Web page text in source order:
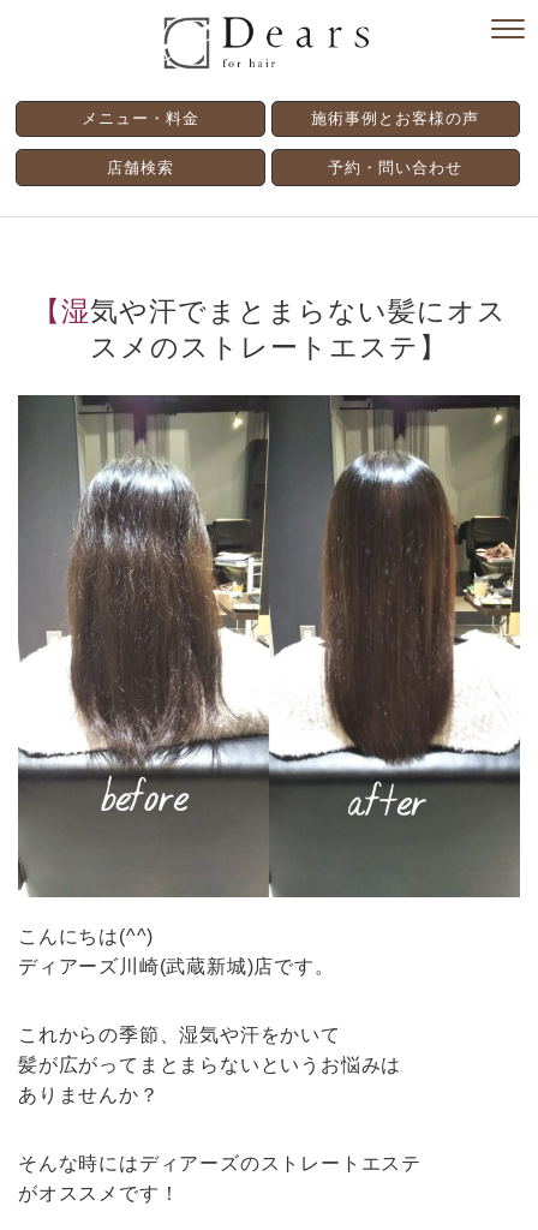
メニュー・料金 施術事例とお客様の声
店舗検索 予約・問い合わせ
【湿気や汗でまとまらない髪にオス
スメのストレートエステ】
こんにちは(^^)
ディアーズ川崎(武蔵新城)店です。
これからの季節、湿気や汗をかいて
髪が広がってまとまらないというお悩みは
ありませんか？
そんな時にはディアーズのストレートエステ
がオススメです！